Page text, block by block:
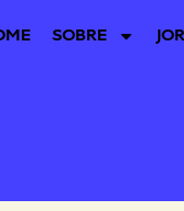
SOBRE